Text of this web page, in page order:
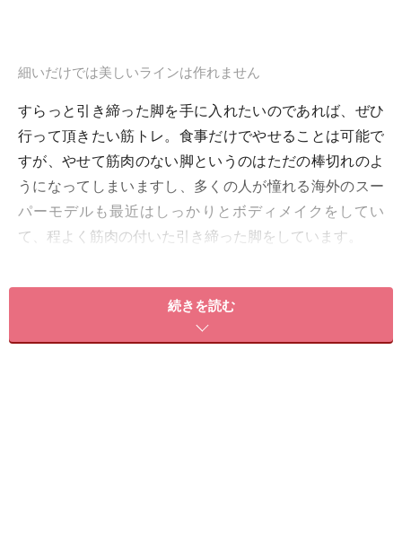
細いだけでは美しいラインは作れません
すらっと引き締った脚を手に入れたいのであれば、ぜひ
行って頂きたい筋トレ。食事だけでやせることは可能で
すが、やせて筋肉のない脚というのはただの棒切れのよ
うになってしまいますし、多くの人が憧れる海外のスー
パーモデルも最近はしっかりとボディメイクをしてい
て、程よく筋肉の付いた引き締った脚をしています。
ただ、モデルであれば自分のボディラインのケアも仕事
の内の1つですから週3回のトレーニングの時間も作れま
すが、ここの読者の人たちは、会社員だったりお子さん
続きを読む